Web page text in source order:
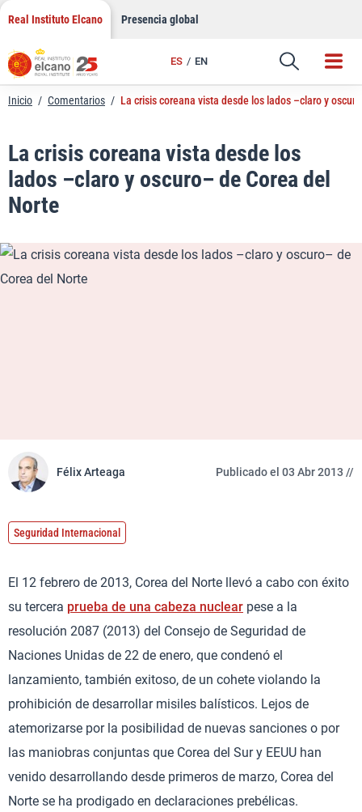
Saltar
contenido
Real Instituto Elcano Presencia global
ES EN
Enlace
Inicio / Comentarios / La crisis coreana vista desde los lados –claro y
La crisis coreana vista desde los
lados –claro y oscuro– de Corea del
Norte
Félix Arteaga Publicado el 03 Abr 2013 //
Seguridad Internacional
El 12 febrero de 2013, Corea del Norte llevó a cabo con éxito
su tercera prueba de una cabeza nuclear pese a la
resolución 2087 (2013) del Consejo de Seguridad de
Naciones Unidas de 22 de enero, que condenó el
lanzamiento, también exitoso, de un cohete violando la
prohibición de desarrollar misiles balísticos. Lejos de
atemorizarse por la posibilidad de nuevas sanciones o por
las maniobras conjuntas que Corea del Sur y EEUU han
venido desarrollando desde primeros de marzo, Corea del
Norte se ha prodigado en declaraciones prebélicas.